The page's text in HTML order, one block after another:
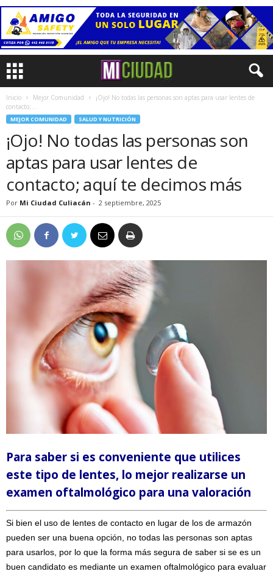
Inicio Mejor Comunidad
¡Ojo! No todas las personas son aptas para usar lentes de
contacto;...
MEJOR COMUNIDAD SALUD Y NUTRICIÓN
¡Ojo! No todas las personas son
aptas para usar lentes de
contacto; aquí te decimos más
Por Mi Ciudad Culiacán - 2 septiembre, 2025
Para saber si es conveniente que utilices
este tipo de lentes, lo mejor realizarse un
examen oftalmológico para una valoración
Si bien el uso de lentes de contacto en lugar de los de armazón
pueden ser una buena opción, no todas las personas son aptas
para usarlos, por lo que la forma más segura de saber si se es un
buen candidato es mediante un examen oftalmológico para evaluar